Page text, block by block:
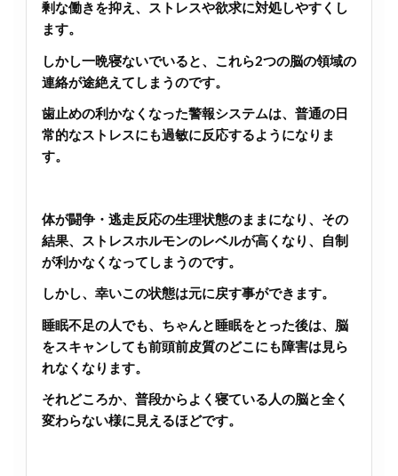
剰な働きを抑え、ストレスや欲求に対処しやすくし
ます。
しかし一晩寝ないでいると、これら2つの脳の領域の
連絡が途絶えてしまうのです。
歯止めの利かなくなった警報システムは、普通の日
常的なストレスにも過敏に反応するようになりま
す。
体が闘争・逃走反応の生理状態のままになり、その
結果、ストレスホルモンのレベルが高くなり、自制
が利かなくなってしまうのです。
しかし、幸いこの状態は元に戻す事ができます。
睡眠不足の人でも、ちゃんと睡眠をとった後は、脳
をスキャンしても前頭前皮質のどこにも障害は見ら
れなくなります。
それどころか、普段からよく寝ている人の脳と全く
変わらない様に見えるほどです。